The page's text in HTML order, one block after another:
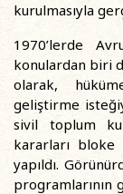
kurulmasıyla
1970’lerde
konulardan biri
olarak,
geliştirme
sivil toplum
kararları
yapıldı.
programlarının